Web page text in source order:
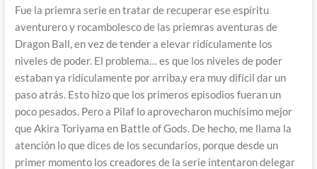
Fue la priemra serie en tratar de recuperar ese espíritu
aventurero y rocambolesco de las priemras aventuras de
Dragon Ball, en vez de tender a elevar ridículamente los
niveles de poder. El problema… es que los niveles de poder
estaban ya ridículamente por arriba,y era muy difícil dar un
paso atrás. Esto hizo que los primeros episodios fueran un
poco pesados. Pero a Pilaf lo aprovecharon muchísimo mejor
que Akira Toriyama en Battle of Gods. De hecho, me llama la
atención lo que dices de los secundarios, porque desde un
primer momento los creadores de la serie intentaron delegar